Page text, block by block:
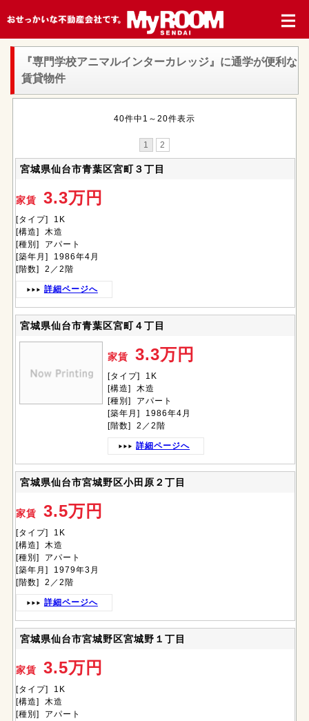
『専門学校アニマルインターカレッジ』 に通学が便利な
賃貸物件
40件中1～20件表示
1 2
宮城県仙台市青葉区宮町３丁目
家賃 3.3万円
[タイプ] 1K
[構造] 木造
[種別] アパート
[築年月] 1986年4月
[階数] 2／2階
詳細ページへ
宮城県仙台市青葉区宮町４丁目
家賃3.3万円
[タイプ] 1K
[構造] 木造
[種別] アパート
[築年月] 1986年4月
[階数] 2／2階
詳細ページへ
宮城県仙台市宮城野区小田原２丁目
家賃 3.5万円
[タイプ] 1K
[構造] 木造
[種別] アパート
[築年月] 1979年3月
[階数] 2／2階
詳細ページへ
宮城県仙台市宮城野区宮城野１丁目
家賃 3.5万円
[タイプ] 1K
[構造] 木造
[種別] アパート